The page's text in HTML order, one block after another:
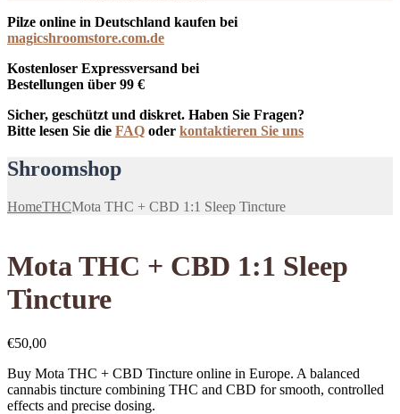
Pilze online in Deutschland kaufen bei
magicshroomstore.com.de
Kostenloser Expressversand bei
Bestellungen über 99 €
Sicher, geschützt und diskret. Haben Sie Fragen?
Bitte lesen Sie die FAQ oder kontaktieren Sie uns
Shroomshop
HomeTHCMota THC + CBD 1:1 Sleep Tincture
Mota THC + CBD 1:1 Sleep
Tincture
€50,00
Buy Mota THC + CBD Tincture online in Europe. A balanced
cannabis tincture combining THC and CBD for smooth, controlled
effects and precise dosing.